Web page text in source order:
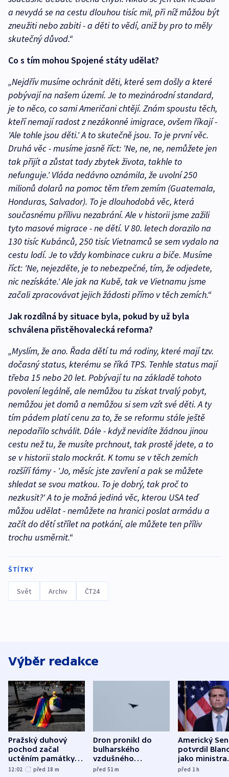
a nevydá se na cestu dlouhou tisíc mil, při níž můžou být
zneužiti nebo zabiti - a děti to vědí, aniž by pro to měly
skutečný důvod.“
Co s tím mohou Spojené státy udělat?
„Nejdřív musíme ochránit děti, které sem došly a které
pobývají na našem území. Je to mezinárodní standard,
je to něco, co sami Američani chtějí. Znám spoustu těch,
kteří nemají radost z nezákonné imigrace, ovšem říkají -
'Ale tohle jsou děti.' A to skutečně jsou. To je první věc.
Druhá věc - musíme jasně říct: 'Ne, ne, ne, nemůžete jen
tak přijít a zůstat tady zbytek života, takhle to
nefunguje.' Vláda nedávno oznámila, že uvolní 250
milionů dolarů na pomoc těm třem zemím (Guatemala,
Honduras, Salvador). To je dlouhodobá věc, která
současnému přílivu nezabrání. Ale v historii jsme zažili
tyto masové migrace - ne dětí. V 80. letech dorazilo na
130 tisíc Kubánců, 250 tisíc Vietnamců se sem vydalo na
cestu lodí. Je to vždy kombinace cukru a biče. Musíme
říct: 'Ne, nejezděte, je to nebezpečné, tím, že odjedete,
nic nezískáte.' Ale jak na Kubě, tak ve Vietnamu jsme
začali zpracovávat jejich žádosti přímo v těch zemích.“
Jak rozdílná by situace byla, pokud by už byla
schválena přistěhovalecká reforma?
„Myslím, že ano. Řada dětí tu má rodiny, které mají tzv.
dočasný status, kterému se říká TPS. Tenhle status mají
třeba 15 nebo 20 let. Pobývají tu na základě tohoto
povolení legálně, ale nemůžou tu získat trvalý pobyt,
nemůžou jet domů a nemůžou si sem vzít své děti. A ty
tím pádem platí cenu za to, že se reformu stále ještě
nepodařilo schválit. Dále - když nevidíte žádnou jinou
cestu než tu, že musíte prchnout, tak prostě jdete, a to
se v historii stalo mockrát. K tomu se v těch zemích
rozšíří fámy - 'Jo, měsíc jste zavření a pak se můžete
shledat se svou matkou. To je dobrý, tak proč to
nezkusit?' A to je možná jediná věc, kterou USA teď
můžou udělat - nemůžete na hranici poslat armádu a
začít do dětí střílet na potkání, ale můžete ten příliv
trochu usměrnit.“
ŠTÍTKY
Svět Archiv ČT24
Výběr redakce
Pražský duhový
pochod začal
uctěním památky
obětí berlínského
12:02 před 18 m
Dron pronikl do
bulharského
vzdušného
prostoru,
před 51m
Americký
potvrdil
jako ministra
před 1h